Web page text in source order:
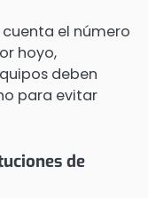
el número
hoyo,
deben
para evitar
de